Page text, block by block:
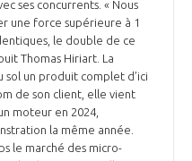
ses concurrents. « Nous
une force supérieure à 1
le double de ce
Thomas Hiriart. La
un produit complet d’ici
de son client, elle vient
moteur en 2024,
la même année.
le marché des micro-